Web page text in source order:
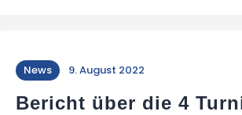
News 9. August 2022
Bericht über die 4